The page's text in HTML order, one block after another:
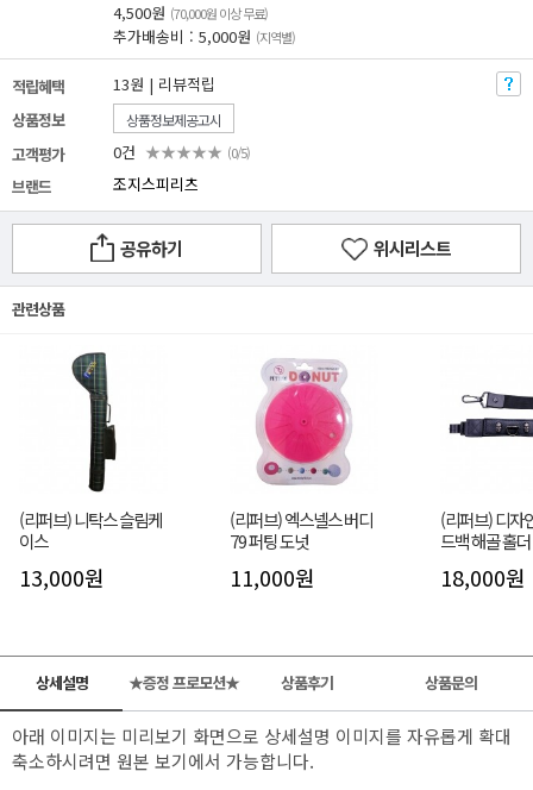
4,500원 (70,000원 이상 무료)
추가배송비 : 5,000원 (지역별)
적립혜택
13원 | 리뷰적립
상품정보
상품정보제공고시
고객평가 0건 ★★★★★ (0/5)
브랜드 조지스피리츠
공유하기 위시리스트
관련상품
(리퍼브) 니탁스 슬림케
이스
13,000원
(리퍼브) 엑스넬스 버디
79 퍼팅 도넛
11,000원
(리퍼브) 디자
드백 해골 홀더
18,000원
상세설명 ★증정 프로모션★ 상품후기 상품문의
아래 이미지는 미리보기 화면으로 상세설명 이미지를 자유롭게 확대
축소하시려면 원본 보기에서 가능합니다.